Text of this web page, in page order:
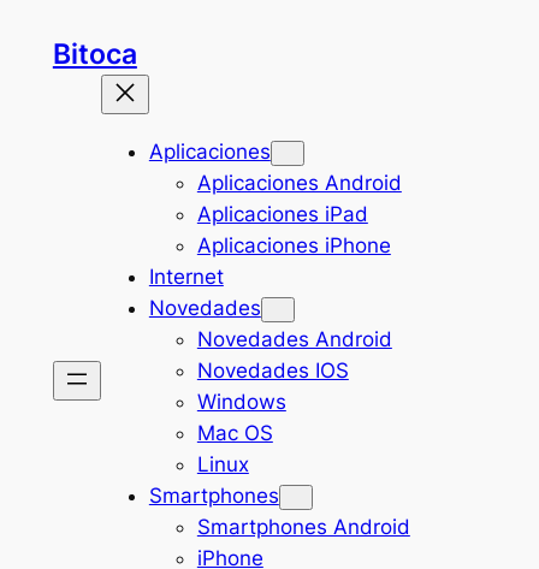
Bitoca
Aplicaciones
Aplicaciones Android
Aplicaciones iPad
Aplicaciones iPhone
Internet
Novedades
Novedades Android
Novedades IOS
Windows
Mac OS
Linux
Smartphones
Smartphones Android
iPhone